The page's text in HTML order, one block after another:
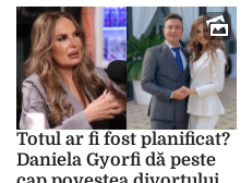
Totul ar fi fost planificat?
Daniela Gyorfi dă peste